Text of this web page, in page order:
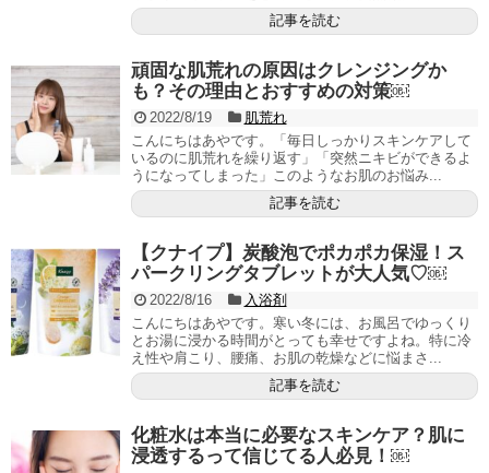
記事を読む
頑固な肌荒れの原因はクレンジングか
も？その理由とおすすめの対策￼
2022/8/19
肌荒れ
こんにちはあやです。「毎日しっかりスキンケアして
いるのに肌荒れを繰り返す」「突然ニキビができるよ
うになってしまった」このようなお肌のお悩み...
記事を読む
【クナイプ】炭酸泡でポカポカ保湿！ス
パークリングタブレットが大人気♡￼
2022/8/16
入浴剤
こんにちはあやです。寒い冬には、お風呂でゆっくり
とお湯に浸かる時間がとっても幸せですよね。特に冷
え性や肩こり、腰痛、お肌の乾燥などに悩まさ...
記事を読む
化粧水は本当に必要なスキンケア？肌に
浸透するって信じてる人必見！￼